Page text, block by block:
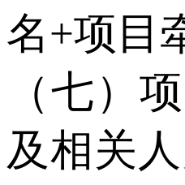
名+项目
（七）
及相关